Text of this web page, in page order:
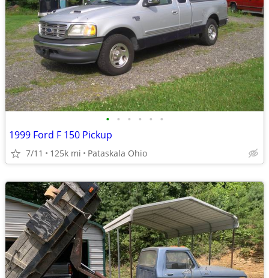
• • • • • •
1999 Ford F 150 Pickup
7/11 125k mi Pataskala Ohio